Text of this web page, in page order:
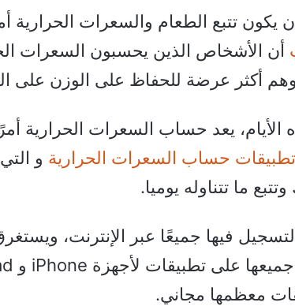
يكون تتبع الطعام والسعرات الحرارية
أن الأشخاص الذين يحسبون السعرات
أكثر عرضة للحفاظ على الوزن على
يعد حساب السعرات الحرارية
حساب السعرات الحرارية و
ما تتناوله يوميا.
فيها جميعًا عبر الإنترنت،
معظمها مجاني.